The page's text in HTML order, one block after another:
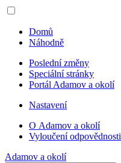
Domů
Náhodně
Poslední změny
Speciální stránky
Portál Adamov a okolí
Nastavení
O Adamov a okolí
Vyloučení odpovědnosti
Adamov a okolí